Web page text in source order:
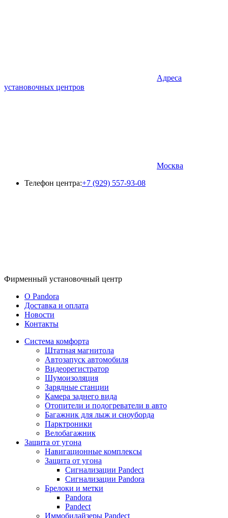
Адреса
установочных центров
Москва
Телефон центра:+7 (929) 557-93-08
Фирменный установочный центр
O Pandora
Доставка и оплата
Новости
Контакты
Система комфорта
Штатная магнитола
Автозапуск автомобиля
Видеорегистратор
Шумоизоляция
Зарядные станции
Камера заднего вида
Отопители и подогреватели в авто
Багажник для лыж и сноуборда
Парктроники
Велобагажник
Защита от угона
Навигационные комплексы
Защита от угона
Сигнализации Pandect
Сигнализации Pandora
Брелоки и метки
Pandora
Pandect
Иммобилайзеры Pandect